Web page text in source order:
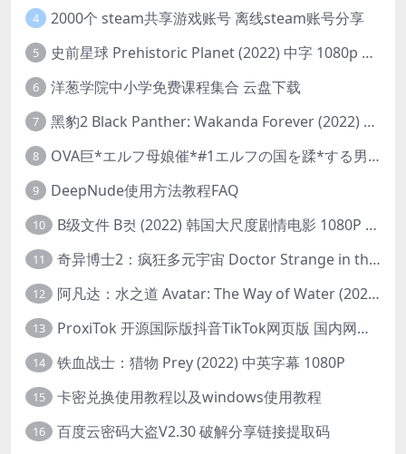
4 2000个 steam共享游戏账号 离线steam账号分享
5 史前星球 Prehistoric Planet (2022) 中字 1080p 高清 阿里云盘 2022.5.27已更新全集
6 洋葱学院中小学免费课程集合 云盘下载
7 黑豹2 Black Panther: Wakanda Forever (2022) 高清版
8 OVA巨*エルフ母娘催*#1エルフの国を蹂*する男。汚された女王と姫
9 DeepNude使用方法教程FAQ
10 B级文件 B컷 (2022) 韩国大尺度剧情电影 1080P 中字
11 奇异博士2：疯狂多元宇宙 Doctor Strange in the Multiverse of Madness (2022) 高清版1080p
12 阿凡达：水之道 Avatar: The Way of Water (2022) 1080p 2k 4k 中文字幕
13 ProxiTok 开源国际版抖音TikTok网页版 国内网络直连
14 铁血战士：猎物 Prey (2022) 中英字幕 1080P
15 卡密兑换使用教程以及windows使用教程
16 百度云密码大盗V2.30 破解分享链接提取码